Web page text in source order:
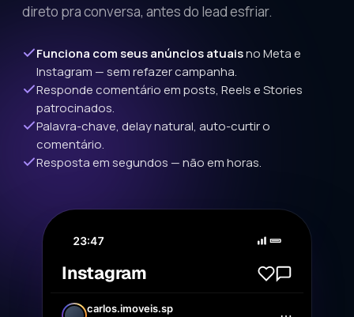
direto pra conversa, antes do lead esfriar.
Funciona com seus anúncios atuaisno Meta e
Instagram — sem refazer campanha.
Responde comentário em posts, Reels e Stories
patrocinados.
Palavra-chave, delay natural, auto-curtir o
comentário.
Resposta em segundos — não em horas.
23:47
Instagram
carlos.imoveis.sp